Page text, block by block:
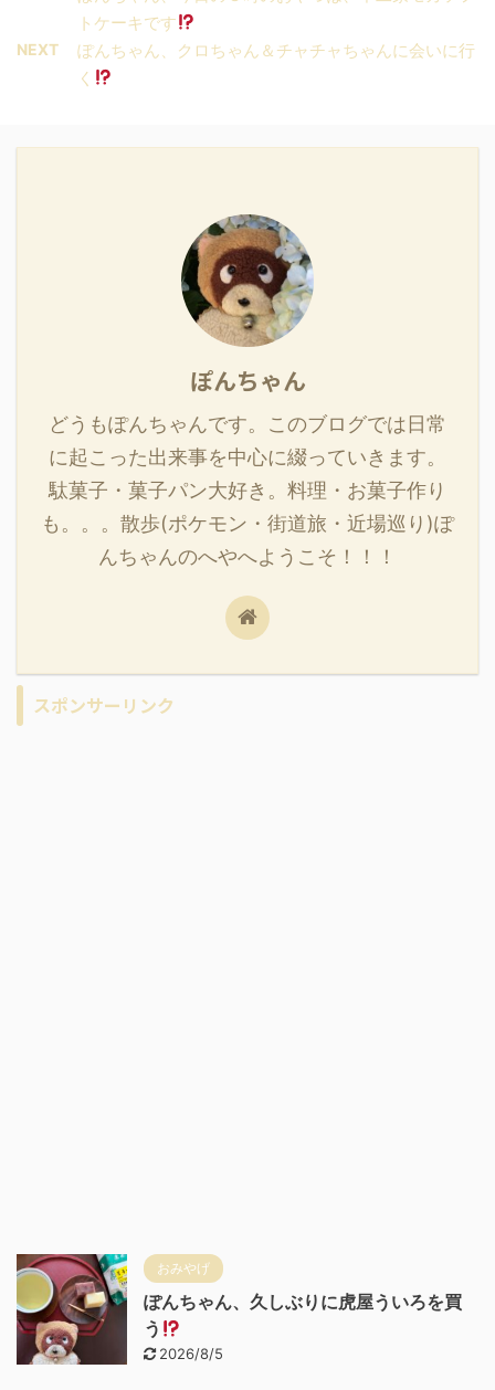
トケーキです
NEXT
ぽんちゃん、クロちゃん＆チャチャちゃんに会いに行
く
ぽんちゃん
どうもぽんちゃんです。このブログでは日常
に起こった出来事を中心に綴っていきます。
駄菓子・菓子パン大好き。料理・お菓子作り
も。。。散歩(ポケモン・街道旅・近場巡り)ぽ
んちゃんのへやへようこそ！！！
スポンサーリンク
おみやげ
ぽんちゃん、久しぶりに虎屋ういろを買
う
2026/8/5